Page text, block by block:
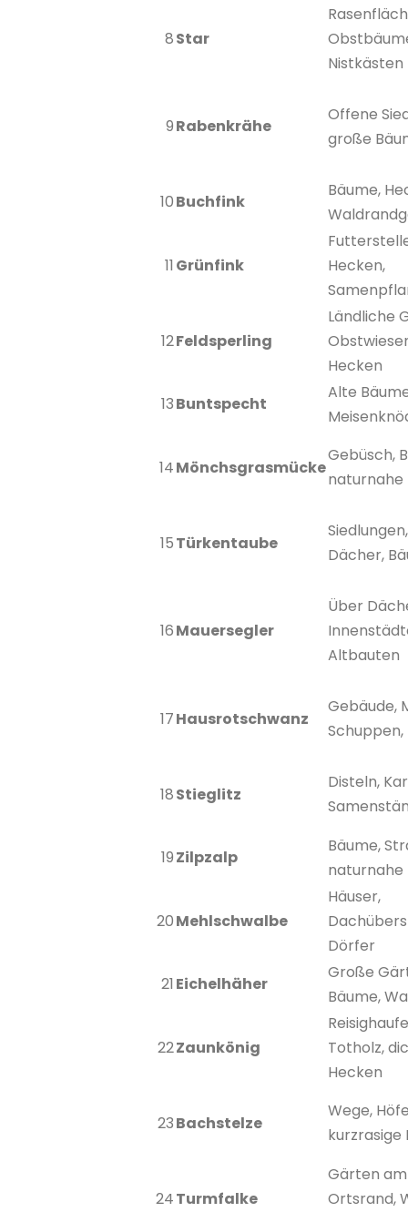
8Star
Nistkästen
9Rabenkrähe
Offene
große
10Buchfink
Bäume,
11 Grünfink
Hecken,
12Feldsperling
Ländliche
Hecken
13Buntspecht
Alte
14Mönchsgrasmücke
Gebüsch,
naturnahe
15Türkentaube
Siedlungen,
Dächer,
16Mauersegler
Über
Altbauten
17Hausrotschwanz
Gebäude,
18Stieglitz
Disteln,
19Zilpzalp
Bäume,
naturnahe
20Mehlschwalbe
Häuser,
Dörfer
21 Eichelhäher
Große
Bäume,
22Zaunkönig
Totholz,
Hecken
23Bachstelze
Wege,
kurzrasige
24Turmfalke
Gärten am
Ortsrand,